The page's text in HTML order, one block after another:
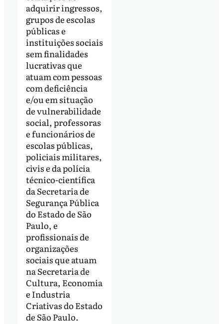
adquirir ingressos,
grupos de escolas
públicas e
instituições sociais
sem finalidades
lucrativas que
atuam com pessoas
com deficiência
e/ou em situação
de vulnerabilidade
social, professoras
e funcionários de
escolas públicas,
policiais militares,
civis e da polícia
técnico-científica
da Secretaria de
Segurança Pública
do Estado de São
Paulo, e
profissionais de
organizações
sociais que atuam
na Secretaria de
Cultura, Economia
e Industria
Criativas do Estado
de São Paulo.